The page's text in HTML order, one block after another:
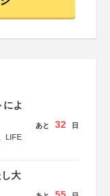
によ
LIFE
あと 32 日
大